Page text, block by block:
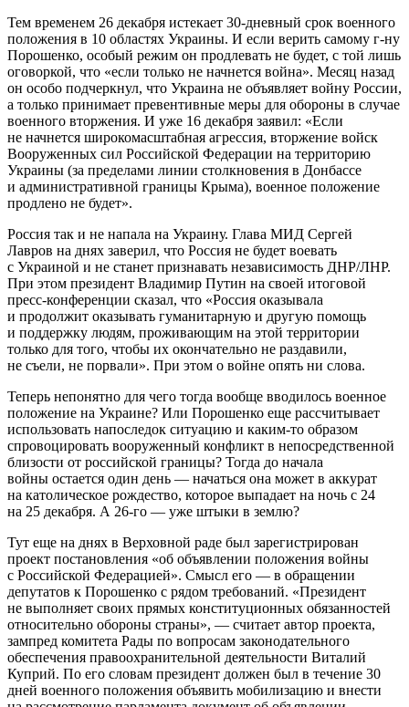
Тем временем 26 декабря истекает 30-дневный срок военного
положения в 10 областях Украины. И если верить самому г-ну
Порошенко, особый режим он продлевать не будет, с той лишь
оговоркой, что «если только не начнется война». Месяц назад
он особо подчеркнул, что Украина не объявляет войну России,
а только принимает превентивные меры для обороны в случае
военного вторжения. И уже 16 декабря заявил: «Если
не начнется широкомасштабная агрессия, вторжение войск
Вооруженных сил Российской Федерации на территорию
Украины (за пределами линии столкновения в Донбассе
и административной границы Крыма), военное положение
продлено не будет».
Россия так и не напала на Украину. Глава МИД Сергей
Лавров на днях заверил, что Россия не будет воевать
с Украиной и не станет признавать независимость ДНР/ЛНР.
При этом президент Владимир Путин на своей итоговой
пресс-конференции сказал, что «Россия оказывала
и продолжит оказывать гуманитарную и другую помощь
и поддержку людям, проживающим на этой территории
только для того, чтобы их окончательно не раздавили,
не съели, не порвали». При этом о войне опять ни слова.
Теперь непонятно для чего тогда вообще вводилось военное
положение на Украине? Или Порошенко еще рассчитывает
использовать напоследок ситуацию и каким-то образом
спровоцировать вооруженный конфликт в непосредственной
близости от российской границы? Тогда до начала
войны остается один день — начаться она может в аккурат
на католическое рождество, которое выпадает на ночь с 24
на 25 декабря. А 26-го — уже штыки в землю?
Тут еще на днях в Верховной раде был зарегистрирован
проект постановления «об объявлении положения войны
с Российской Федерацией». Смысл его — в обращении
депутатов к Порошенко с рядом требований. «Президент
не выполняет своих прямых конституционных обязанностей
относительно обороны страны», — считает автор проекта,
зампред комитета Рады по вопросам законодательного
обеспечения правоохранительной деятельности Виталий
Куприй. По его словам президент должен был в течение 30
дней военного положения объявить мобилизацию и внести